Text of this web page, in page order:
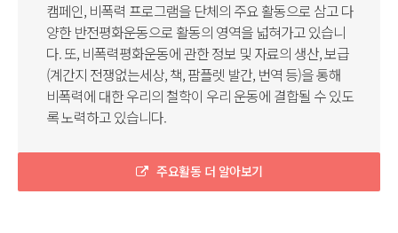
캠페인, 비폭력 프로그램을 단체의 주요 활동으로 삼고 다
양한 반전평화운동으로 활동의 영역을 넓혀가고 있습니
다. 또, 비폭력평화운동에 관한 정보 및 자료의 생산, 보급
(계간지 전쟁없는세상, 책, 팜플렛 발간, 번역 등)을 통해
비폭력에 대한 우리의 철학이 우리 운동에 결합될 수 있도
록 노력하고 있습니다.
주요활동 더 알아보기